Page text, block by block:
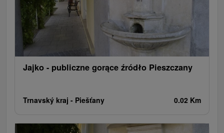
Túry a turistické chodníky
Rafting, rafting, rafting
Obiekty architektoniczne
Ośrodek narciarski
Pola golfowe
Tory gokartowe
Amfiteatry i kina w przyrodzie
Szlaki winne
Jajko - publiczne gorące źródło Pieszczany
Trnavský kraj - Piešťany 0.02 Km